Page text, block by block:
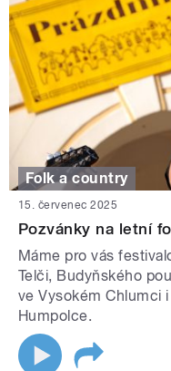
Folk a country
15. červenec 2025
Pozvánky na letní
Máme pro vás
Telči, Budyňského
ve Vysokém Chlumci
Humpolce.